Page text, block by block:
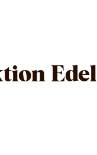
Edel